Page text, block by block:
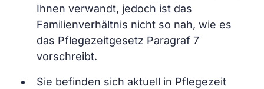
Ihnen verwandt, jedoch ist das
Familienverhältnis nicht so nah, wie es
das Pflegezeitgesetz Paragraf 7
vorschreibt.
Sie befinden sich aktuell in Pflegezeit